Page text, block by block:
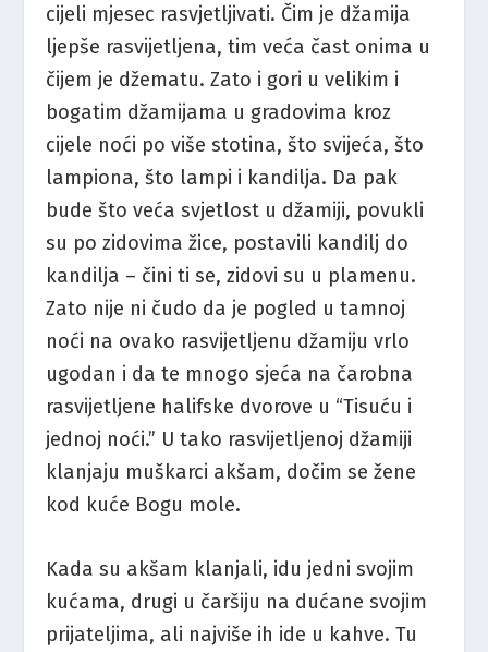
cijeli mjesec rasvjetljivati. Čim je džamija
ljepše rasvijetljena, tim veća čast onima u
čijem je džematu. Zato i gori u velikim i
bogatim džamijama u gradovima kroz
cijele noći po više stotina, što svijeća, što
lampiona, što lampi i kandilja. Da pak
bude što veća svjetlost u džamiji, povukli
su po zidovima žice, postavili kandilj do
kandilja – čini ti se, zidovi su u plamenu.
Zato nije ni čudo da je pogled u tamnoj
noći na ovako rasvijetljenu džamiju vrlo
ugodan i da te mnogo sjeća na čarobna
rasvijetljene halifske dvorove u “Tisuću i
jednoj noći.” U tako rasvijetljenoj džamiji
klanjaju muškarci akšam, dočim se žene
kod kuće Bogu mole.
Kada su akšam klanjali, idu jedni svojim
kućama, drugi u čaršiju na dućane svojim
prijateljima, ali najviše ih ide u kahve. Tu